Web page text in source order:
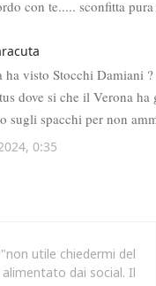
"non utile chiedermi del
dai social. Il